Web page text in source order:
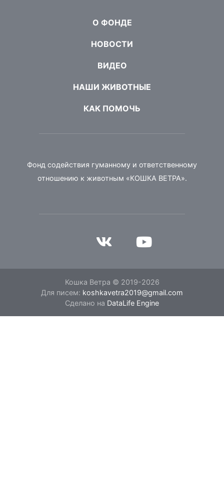
О ФОНДЕ
НОВОСТИ
ВИДЕО
НАШИ ЖИВОТНЫЕ
КАК ПОМОЧЬ
Фонд содействия гуманному и ответственному
отношению к животным «КОШКА ВЕТРА».
Кошка Ветра © 2019-2026
Для писем: koshkavetra2019@gmail.com
Сделано на DataLife Engine